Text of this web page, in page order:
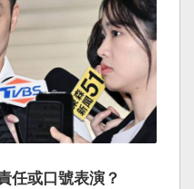
任或口號表演？